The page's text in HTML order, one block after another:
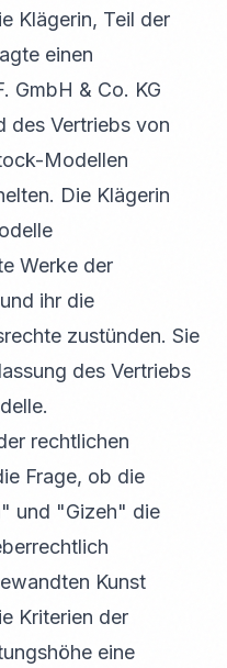
Klägerin, Teil der
einen
GmbH & Co. KG
des Vertriebs von
Modellen
Die Klägerin
Werke der
ihr die
zustünden. Sie
des Vertriebs
rechtlichen
Frage, ob die
und "Gizeh" die
Kunst
Kriterien der
eine